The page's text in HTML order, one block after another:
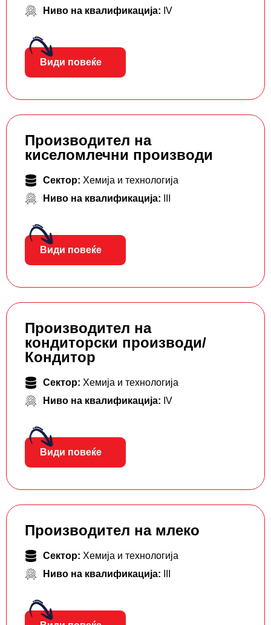
Ниво на квалификација: IV
Види повеќе
Производител на
киселомлечни производи
Сектор: Хемија и технологија
Ниво на квалификација:
Види повеќе
Производител на
кондиторски производи/
Кондитор
Сектор: Хемија и технологија
Ниво на квалификација: IV
Види повеќе
Производител на млеко
Сектор: Хемија и технологија
Ниво на квалификација: